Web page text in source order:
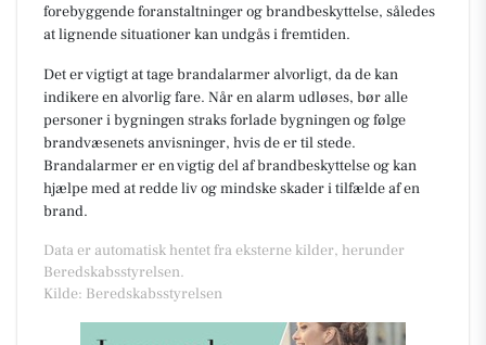
forebyggende foranstaltninger og brandbeskyttelse, således
at lignende situationer kan undgås i fremtiden.
Det er vigtigt at tage brandalarmer alvorligt, da de kan
indikere en alvorlig fare. Når en alarm udløses, bør alle
personer i bygningen straks forlade bygningen og følge
brandvæsenets anvisninger, hvis de er til stede.
Brandalarmer er en vigtig del af brandbeskyttelse og kan
hjælpe med at redde liv og mindske skader i tilfælde af en
brand.
Data er automatisk hentet fra eksterne kilder, herunder
Beredskabsstyrelsen.
Kilde: Beredskabsstyrelsen